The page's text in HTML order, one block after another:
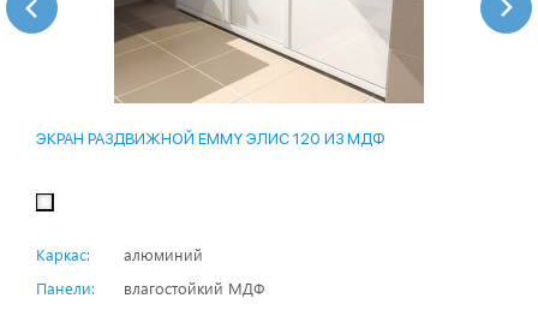
ЭКРАН РАЗДВИЖНОЙ EMMY ЭЛИС 120 ИЗ МДФ
Каркас:
алюминий
Панели:
влагостойкий МДФ